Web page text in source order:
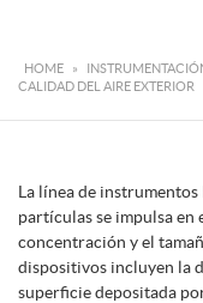
HOME »
CALIDAD DEL AIRE EXTERIOR
La línea de
partículas se impulsa en
concentración y el
dispositivos incluyen la
superficie depositada